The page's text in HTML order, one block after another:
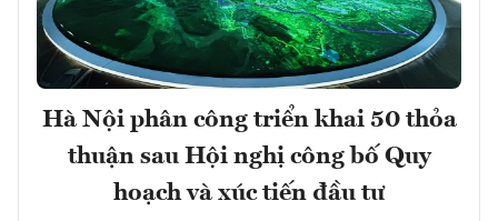
Hà Nội phân công triển khai 50 thỏa
thuận sau Hội nghị công bố Quy
hoạch và xúc tiến đầu tư